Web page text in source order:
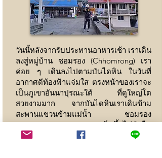
วันนี้หลังจากรับประทานอาหารเช้า เราเดิน
ลงสู่หมู่บ้าน ชอมรอง (Chhomrong) เรา
ค่อย ๆ เดินลงไปตามบันไดหิน ในวันที่
อากาศดีท้องฟ้าแจ่มใส ตรงหน้าของเราจะ
เป็นภูเขาอันนาปุรณะใต้ ที่ดูใหญ่โต
สวยงามมาก จากบันไดหินเราเดินข้าม
สะพานแขวนข้ามแม่น้ำ ชอมรอง
(Chhomrong Khola ) และเริ่มขึ้นไต่บันได
หินขึ้นไปยังหมู่บ้าน ชินุวา (Sinuwa) เดิน